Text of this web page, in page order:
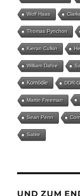
Wolf Haas
Thomas Pynchon
Kieran Culkin
William Dafoe
Komödie DDR-
Martin Freeman
Sean Penn
Satire
UND ZUM